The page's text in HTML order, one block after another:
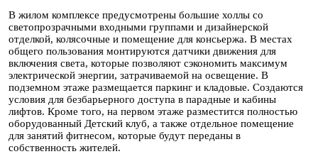
В жилом комплексе предусмотрены большие холлы со
светопрозрачными входными группами и дизайнерской
отделкой, колясочные и помещение для консьержа. В местах
общего пользования монтируются датчики движения для
включения света, которые позволяют сэкономить максимум
электрической энергии, затрачиваемой на освещение. В
подземном этаже размещается паркинг и кладовые. Создаются
условия для безбарьерного доступа в парадные и кабины
лифтов. Кроме того, на первом этаже разместится полностью
оборудованный Детский клуб, а также отдельное помещение
для занятий фитнесом, которые будут переданы в
собственность жителей.